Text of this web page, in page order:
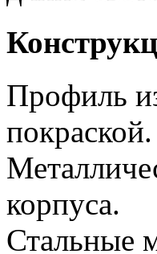
Профиль
покраской.
корпуса.
Стальные